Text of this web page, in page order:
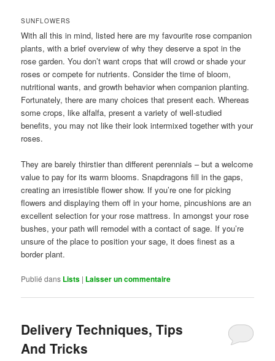
SUNFLOWERS
With all this in mind, listed here are my favourite rose companion
plants, with a brief overview of why they deserve a spot in the
rose garden. You don’t want crops that will crowd or shade your
roses or compete for nutrients. Consider the time of bloom,
nutritional wants, and growth behavior when companion planting.
Fortunately, there are many choices that present each. Whereas
some crops, like alfalfa, present a variety of well-studied
benefits, you may not like their look intermixed together with your
roses.
They are barely thirstier than different perennials – but a welcome
value to pay for its warm blooms. Snapdragons fill in the gaps,
creating an irresistible flower show. If you’re one for picking
flowers and displaying them off in your home, pincushions are an
excellent selection for your rose mattress. In amongst your rose
bushes, your path will remodel with a contact of sage. If you’re
unsure of the place to position your sage, it does finest as a
border plant.
Publié dans Lists | Laisser un commentaire
Delivery Techniques, Tips
And Tricks